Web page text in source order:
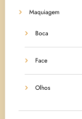
Maquiagem
Boca
Face
Olhos